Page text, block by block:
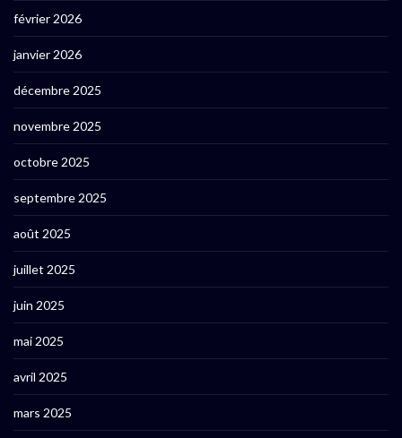
février 2026
janvier 2026
décembre 2025
novembre 2025
octobre 2025
septembre 2025
août 2025
juillet 2025
juin 2025
mai 2025
avril 2025
mars 2025